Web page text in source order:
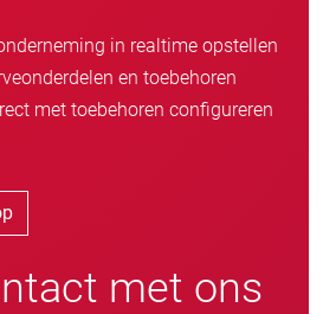
in realtime opstellen
en toebehoren
met toebehoren configureren
met ons